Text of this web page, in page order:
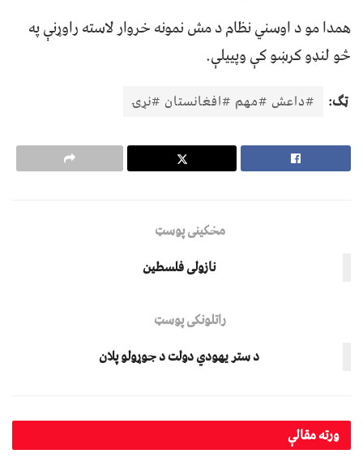
همدا مو د اوسني نظام د مش نمونه خروار لاسته راوړنې په
څو لنډو کرښو کې وپییلې.
ټګ: #داعش #مهم #افغانستان #نړۍ
مخکینی پوسټ
نازولی فلسطين
راتلونکی پوسټ
د ستر يهودي دولت د جوړولو پلان
ورتهمقالې